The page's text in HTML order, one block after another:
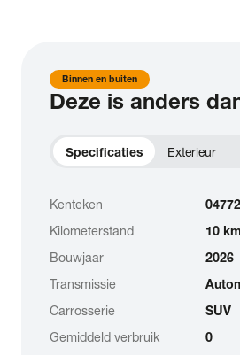
Binnen en buiten
Deze is anders
Specificaties Exterieur
Kenteken
Kilometerstand
10 km
Bouwjaar
2026
Transmissie
Carrosserie
SUV
Gemiddeld verbruik
0